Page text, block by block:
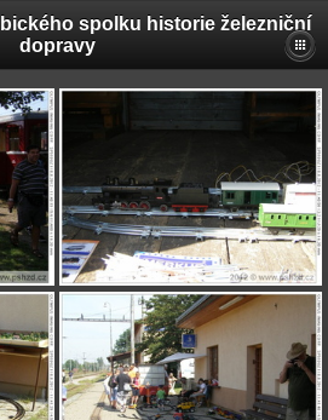
spolku historie železniční
dopravy